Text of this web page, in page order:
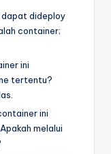
dapat dideploy
container;
ini
tertentu?
ini
melalui